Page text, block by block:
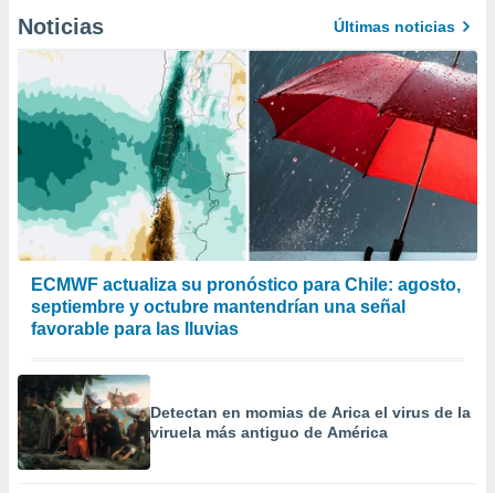
Noticias Últimas noticias
ECMWF actualiza su pronóstico para Chile: agosto,
septiembre y octubre mantendrían una señal
favorable para las lluvias
Detectan en momias de Arica el virus de la
viruela más antiguo de América